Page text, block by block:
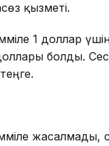
қызметі.
1 доллар
болды.